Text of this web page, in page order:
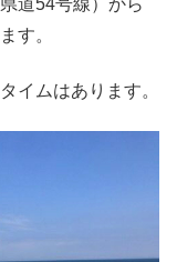
す。
イムはあります。